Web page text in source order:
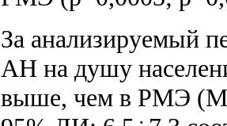
За анализируемый
АН на душу
выше, чем в РМЭ